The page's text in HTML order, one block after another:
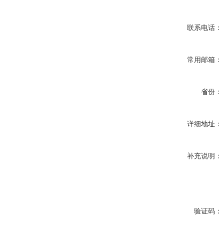
联系电话：
常用邮箱：
省份：
详细地址：
补充说明：
验证码：